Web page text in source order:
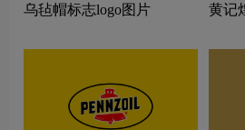
乌毡帽标志logo图片 黄记